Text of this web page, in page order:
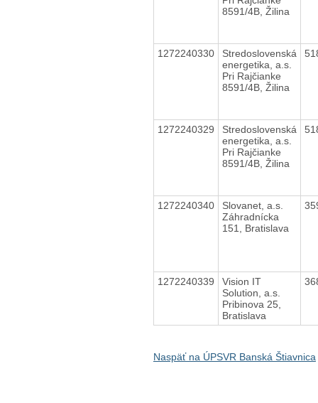
8591/4B, Žilina
1272240330
Stredoslovenská
energetika, a.s.
Pri Rajčianke
8591/4B, Žilina
1272240329
Stredoslovenská
energetika, a.s.
Pri Rajčianke
8591/4B, Žilina
1272240340
Slovanet, a.s.
Záhradnícka
151, Bratislava
1272240339
Vision IT
Solution, a.s.
Pribinova 25,
Bratislava
Naspäť na ÚPSVR Banská Štiavnica